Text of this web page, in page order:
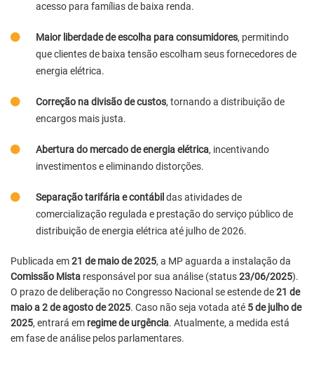
acesso para famílias de baixa renda.
Maior liberdade de escolha para consumidores, permitindo
que clientes de baixa tensão escolham seus fornecedores de
energia elétrica.
Correção na divisão de custos, tornando a distribuição de
encargos mais justa.
Abertura do mercado de energia elétrica, incentivando
investimentos e eliminando distorções.
Separação tarifária e contábil das atividades de
comercialização regulada e prestação do serviço público de
distribuição de energia elétrica até julho de 2026.
Publicada em21 de maio de 2025, a MP aguarda a instalação da
Comissão Mista responsável por sua análise (status23/06/2025).
O prazo de deliberação no Congresso Nacional se estende de21 de
maio a 2 de agosto de 2025. Caso não seja votada até 5 de julho de
2025, entrará em regime de urgência. Atualmente, a medida está
em fase de análise pelos parlamentares.